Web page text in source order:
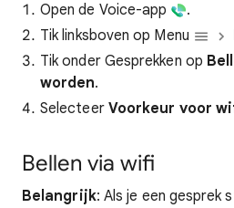
Open de Voice-app
.
Tik linksboven op Menu
Tik onder Gesprekken op
worden.
Selecteer Voorkeur voor
Bellen via wifi
Belangrijk: Als je een